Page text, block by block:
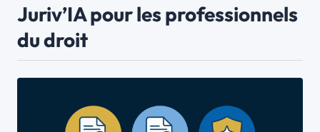
Juriv’IA pour les professionnels
du droit